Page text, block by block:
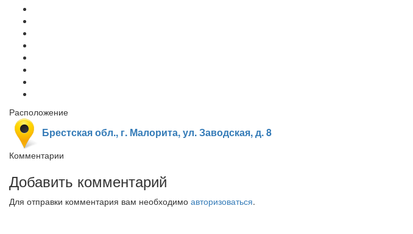
Расположение
Брестская обл., г. Малорита, ул. Заводская, д. 8
Комментарии
Добавить комментарий
Для отправки комментария вам необходимо авторизоваться.